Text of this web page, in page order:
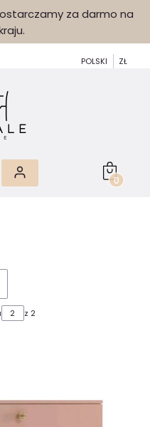
za darmo na
POLSKI ZŁ
produkty
z 2